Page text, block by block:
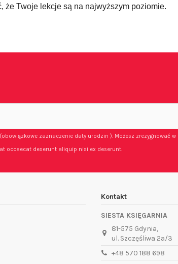
że Twoje lekcje są na najwyższym poziomie.
zaznaczenie daty urodzin ). Możesz zrezygnować
occaecat deserunt aliquip nisi ex deserunt.
Kontakt
SIESTA KSIĘGARNIA
81-575 Gdynia,
ul. Szczęśliwa 2a/3
+48 570 188 698